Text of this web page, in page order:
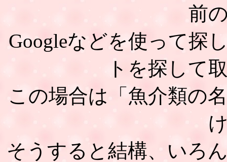
前
Googleなどを使って探
トを探して
この場合は「魚介類の
そうすると結構、いろ